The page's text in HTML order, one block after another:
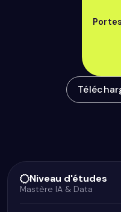
Niveau d'études
Mastère IA & Data